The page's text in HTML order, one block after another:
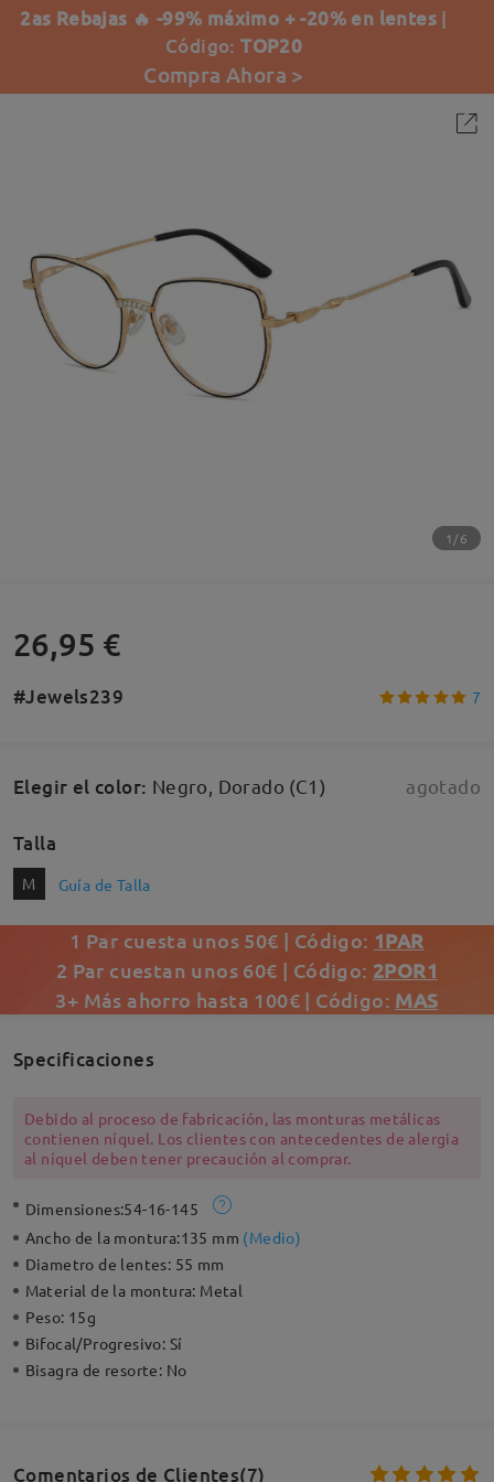
2as Rebajas 🔥 -99% máximo + -20% en lentes |
Código:TOP20
Compra Ahora >
1/6
26,95 €
#Jewels239 7
Elegir el color: Negro, Dorado (C1) agotado
Talla
M Guía de Talla
1 Par cuesta unos 50€ | Código: 1PAR
2 Par cuestan unos 60€ | Código: 2POR1
3+ Más ahorro hasta 100€ | Código: MAS
Specificaciones
Debido al proceso de fabricación, las monturas metálicas
contienen níquel. Los clientes con antecedentes de alergia
al níquel deben tener precaución al comprar.
Dimensiones:54-16-145
Ancho de la montura:135 mm (Medio)
Diametro de lentes: 55 mm
Material de la montura: Metal
Peso: 15g
Bifocal/Progresivo: Sí
Bisagra de resorte: No
Comentarios de Clientes(7)